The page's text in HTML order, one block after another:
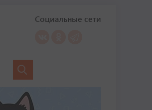
Социальные сети